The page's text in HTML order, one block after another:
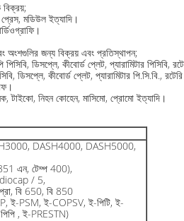
বিক্রয়;
মডিউল ইত্যাদি।
অংশগুলির জন্য বিক্রয় এবং প্রতিস্থাপন;
ডিসপ্লে, কীবোর্ড প্লেট, প্যারামিটার পিসিবি,
ডিসপ্লে, কীবোর্ড প্লেট, প্যারামিটার পি.সি.বি.,
টাইকো, নিহন কোহেন, মাসিমো, প্রোমো ইত্যাদি।
DASH4000, DASH5000,
এন, টেম্প 400),
/ 5,
বি 650, বি 850
ই-PSM, ই-COPSV, ই-পিটি, ই-
, ই-PRESTN)